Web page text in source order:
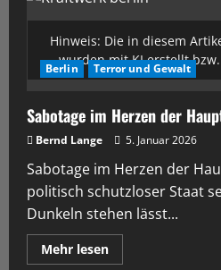
Hinweis: Die in diesem
wurden mit KI erstellt
Berlin Terror und Gewalt
Sabotage im Herzen der
Bernd Lange 5. Januar 2026
Sabotage im Herzen der
politisch schutzloser Staat
Dunkeln stehen lässt...
Mehr lesen